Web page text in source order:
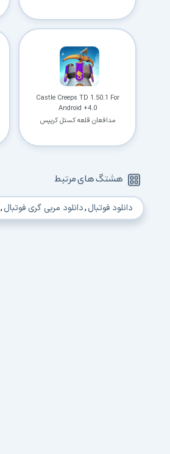
Castle Creeps TD 1.50.1 For
Android +4.0
مدافعان قلعه کستل کریپس
هشتگ های مرتبط
دانلود فوتبال,دانلود مربی گری فوتبال,